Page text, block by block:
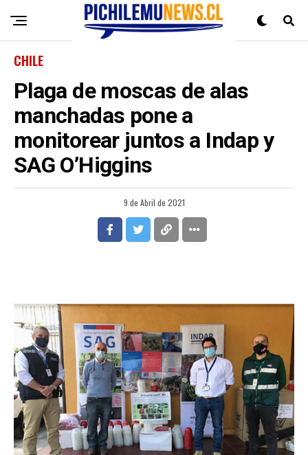
CHILE
Plaga de moscas de alas
manchadas pone a
monitorear juntos a Indap y
SAG O’Higgins
9 de Abril de 2021